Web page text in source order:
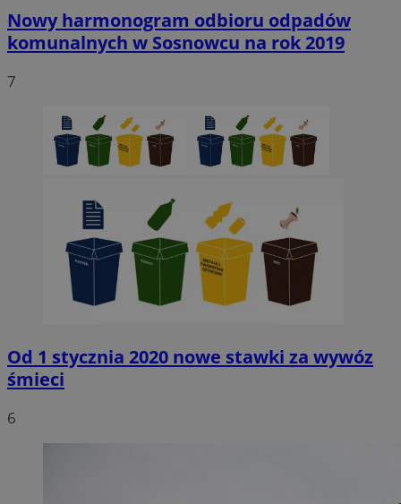
Nowy harmonogram odbioru odpadów
komunalnych w Sosnowcu na rok 2019
7
Od 1 stycznia 2020 nowe stawki za wywóz
śmieci
6